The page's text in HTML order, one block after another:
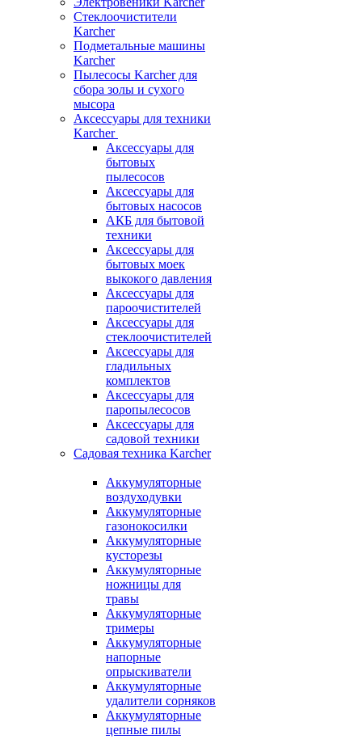
Стеклоочистители
Karcher
Подметальные машины
Karcher
Пылесосы Karcher для
сбора золы и сухого
мысора
Аксессуары для техники
Karcher
Аксессуары для
бытовых
пылесосов
Аксессуары для
бытовых насосов
АКБ для бытовой
техники
Аксессуары для
бытовых моек
выкокого давления
Аксессуары для
пароочистителей
Аксессуары для
стеклоочистителей
Аксессуары для
гладильных
комплектов
Аксессуары для
паропылесосов
Аксессуары для
садовой техники
Садовая техника Karcher
Аккумуляторные
воздуходувки
Аккумуляторные
газонокосилки
Аккумуляторные
кусторезы
Аккумуляторные
ножницы для
травы
Аккумуляторные
тримеры
Аккумуляторные
напорные
опрыскиватели
Аккумуляторные
удалители сорняков
Аккумуляторные
цепные пилы